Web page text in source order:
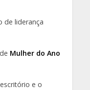
de liderança
Mulher do Ano
e o